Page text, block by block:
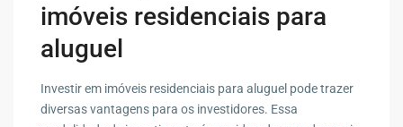
imóveis residenciais para
aluguel
Investir em imóveis residenciais para aluguel pode trazer
diversas vantagens para os investidores. Essa